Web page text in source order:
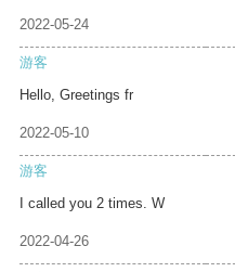
2022-05-24
游客
Hello, Greetings fr
2022-05-10
游客
I called you 2 times. W
2022-04-26